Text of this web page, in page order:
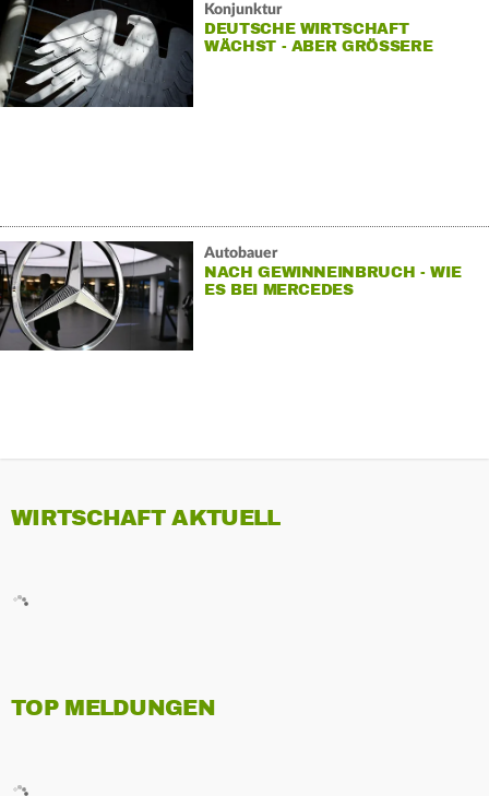
Konjunktur
DEUTSCHE WIRTSCHAFT
WÄCHST - ABER GRÖSSERE H
Autobauer
NACH GEWINNEINBRUCH - WIE
ES BEI MERCEDES
WIRTSCHAFT AKTUELL
TOP MELDUNGEN